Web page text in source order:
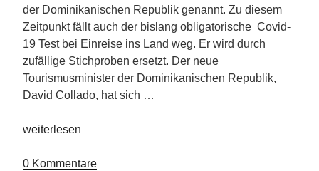
der Dominikanischen Republik genannt. Zu diesem
Zeitpunkt fällt auch der bislang obligatorische Covid-
19 Test bei Einreise ins Land weg. Er wird durch
zufällige Stichproben ersetzt. Der neue
Tourismusminister der Dominikanischen Republik,
David Collado, hat sich …
„Plan
Wiederbelebung
weiterlesen
0 Kommentare